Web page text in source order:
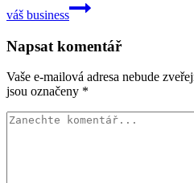
váš business
Napsat komentář
Vaše e-mailová adresa nebude
jsou označeny *